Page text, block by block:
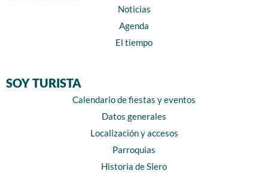
Noticias
Agenda
El tiempo
SOY TURISTA
Calendario de fiestas y eventos
Datos generales
Localización y accesos
Parroquias
Historia de Siero